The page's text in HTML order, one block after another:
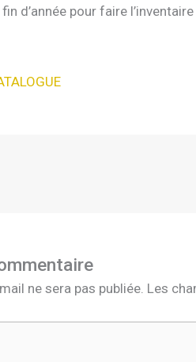
d’année pour faire
ne sera pas publiée. Les